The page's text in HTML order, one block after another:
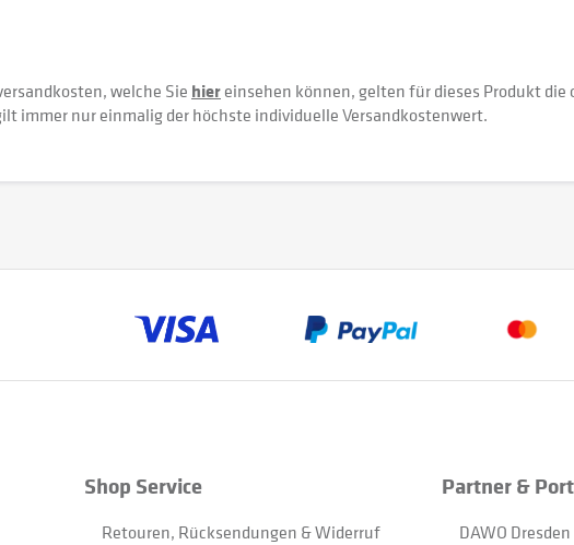
welche Sie hiereinsehen können, gelten für dieses Produkt
immer nur einmalig der höchste individuelle Versandkostenwert.
Shop Service
Retouren, Rücksendungen & Widerruf
Partner &
DAWO Dresden